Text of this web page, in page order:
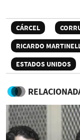
CÁRCEL
RICARDO
ESTADOS UNIDOS